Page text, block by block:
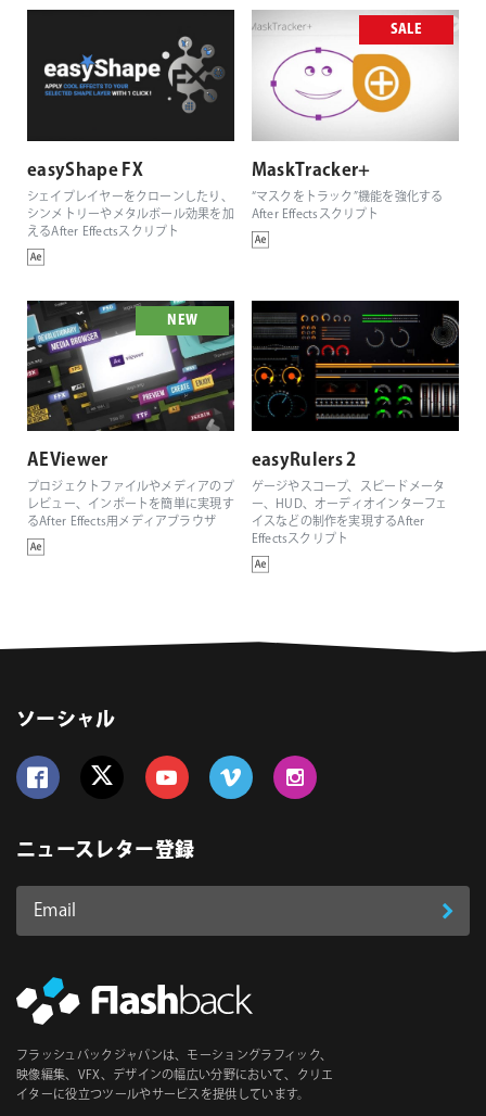
easyShape FX
シェイプレイヤーをクローンしたり、
シンメトリーやメタルボール効果を加
えるAfter Effectsスクリプト
SALE
MaskTracker+
“マスクをトラック”機能を強化する
After Effectsスクリプト
NEW
AEViewer
プロジェクトファイルやメディアのプ
レビュー、インポートを簡単に実現す
るAfter Effects用メディアブラウザ
easyRulers 2
ゲージやスコープ、スピードメータ
ー、HUD、オーディオインターフェ
イスなどの制作を実現するAfter
Effectsスクリプト
ソーシャル
ニュースレター登録
Email
ス
必
須
登
フラッシュバックジャパンは、モーショングラフィック、
映像編集、VFX、デザインの幅広い分野において、クリエ
イターに役立つツールやサービスを提供しています。